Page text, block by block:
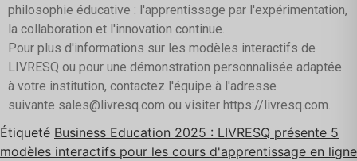
philosophie éducative : l'apprentissage par l'expérimentation,
la collaboration et l'innovation continue.
Pour plus d'informations sur les modèles interactifs de
LIVRESQ ou pour une démonstration personnalisée adaptée
à votre institution, contactez l'équipe à l'adresse
suivante sales@livresq.com ou visiter https://livresq.com.
Étiqueté Business Education 2025 : LIVRESQ présente 5
modèles interactifs pour les cours d'apprentissage en ligne